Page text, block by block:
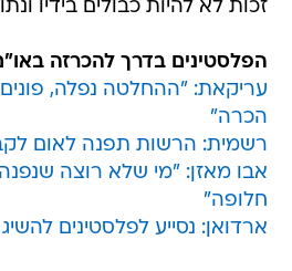
זכות לא להיות כבולים בידיו
הפלסטינים בדרך להכרזה
עריקאת: "ההחלטה נפלה,
הכרה"
רשמית: הרשות תפנה לאום
אבו מאזן: "מי שלא רוצה
חלופה"
ארדואן: נסייע לפלסטינים